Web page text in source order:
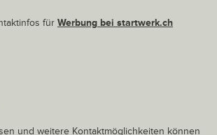
für Werbung bei startwerk.ch
und weitere Kontaktmöglichkeiten können